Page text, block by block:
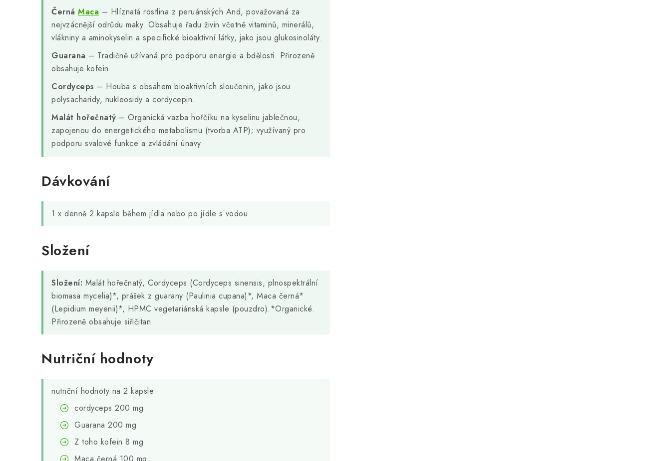
Černá Maca – Hlíznatá rostlina z peruánských And, považovaná za
nejvzácnější odrůdu maky. Obsahuje řadu živin včetně vitaminů, minerálů,
vlákniny a aminokyselin a specifické bioaktivní látky, jako jsou glukosinoláty.
Guarana – Tradičně užívaná pro podporu energie a bdělosti. Přirozeně
obsahuje kofein.
Cordyceps – Houba s obsahem bioaktivních sloučenin, jako jsou
polysacharidy, nukleosidy a cordycepin.
Malát hořečnatý – Organická vazba hořčíku na kyselinu jablečnou,
zapojenou do energetického metabolismu (tvorba ATP); využívaný pro
podporu svalové funkce a zvládání únavy.
Dávkování
1 x denně 2 kapsle během jídla nebo po jídle s vodou.
Složení
Složení: Malát hořečnatý, Cordyceps (Cordyceps sinensis, plnospektrální
biomasa mycelia)*, prášek z guarany (Paulinia cupana)*, Maca černá*
(Lepidium meyenii)*, HPMC vegetariánská kapsle (pouzdro).*Organické.
Přirozeně obsahuje siřičitan.
Nutriční hodnoty
nutriční hodnoty na 2 kapsle
cordyceps 200 mg
Guarana 200 mg
Z toho kofein 8 mg